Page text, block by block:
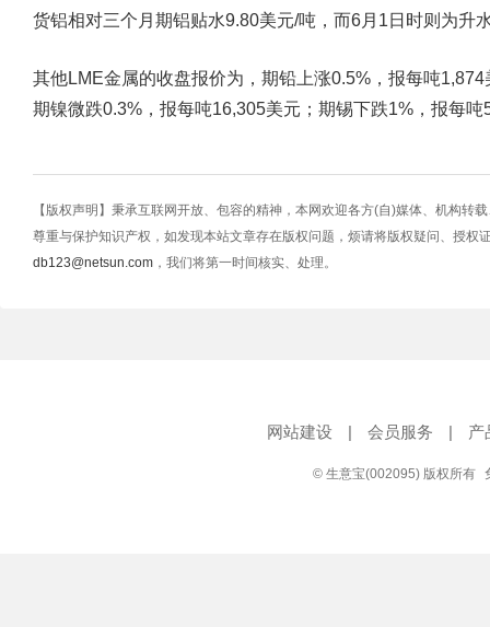
货铝相对三个月期铝贴水9.80美元/吨，而6月1日时则为升
其他LME金属的收盘报价为，期铅上涨0.5%，报每吨
期镍微跌0.3%，报每吨16,305美元；期锡下跌1%，报每吨
【版权声明】秉承互联网开放、包容的精神，本网欢迎各方(自)媒体、机构转
尊重与保护知识产权，如发现本站文章存在版权问题，烦请将版权疑问、授权
db123@netsun.com ，我们将第一时间核实、处理。
网站建设 | 会员服务 | 产
© 生意宝(002095) 版权所有